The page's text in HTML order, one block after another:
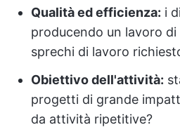
Qualità ed efficienza: i
producendo un lavoro
sprechi di lavoro
Obiettivo dell'attività:
progetti di grande
da attività ripetitive?